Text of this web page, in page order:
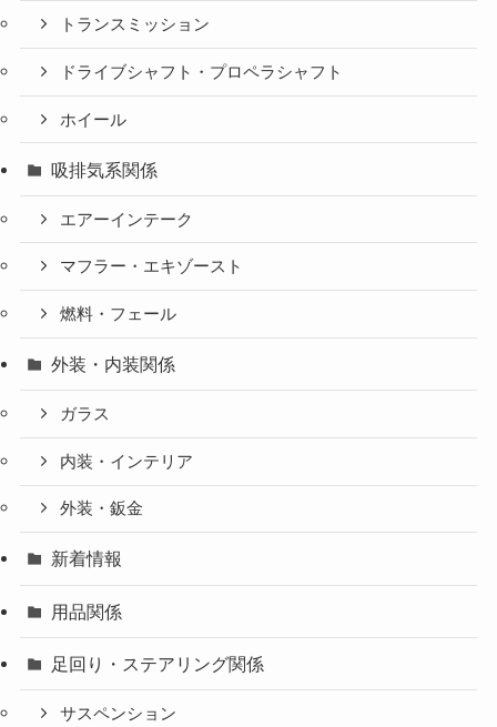
トランスミッション
ドライブシャフト・プロペラシャフト
ホイール
吸排気系関係
エアーインテーク
マフラー・エキゾースト
燃料・フェール
外装・内装関係
ガラス
内装・インテリア
外装・鈑金
新着情報
用品関係
足回り・ステアリング関係
サスペンション